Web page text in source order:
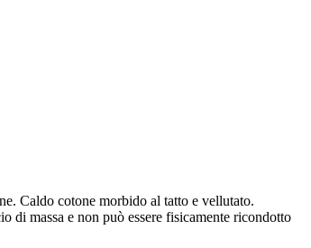
Caldo cotone morbido al tatto e vellutato.
massa e non può essere fisicamente ricondotto